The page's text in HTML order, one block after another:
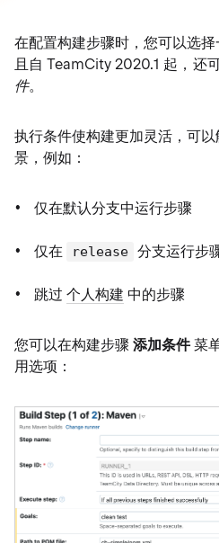
在配置构建步骤时，您可以选
且自 TeamCity 2020.1 起，还
件。
执行条件使构建更加灵活，可
景，例如：
仅在默认分支中运行步骤
仅在 release 分支运行步
跳过个人构建 中的步骤
您可以在构建步骤添加条件菜
用选项：